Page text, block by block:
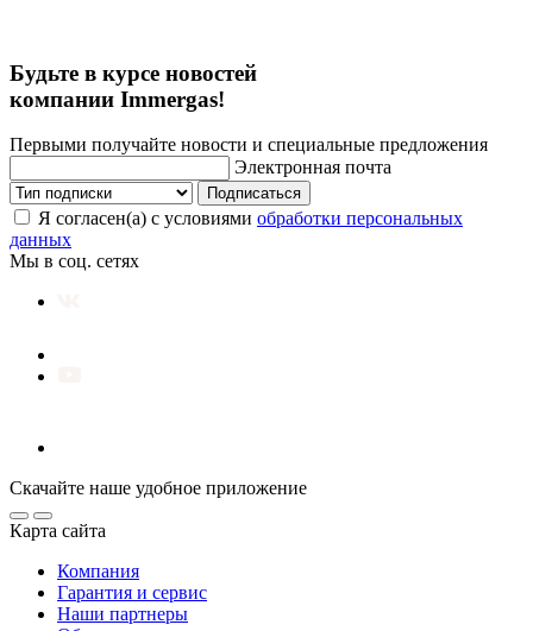
Будьте в курсе новостей
компании Immergas!
Первыми получайте новости и специальные предложения
Электронная почта
Подписаться
Я согласен(а) с условиями обработки персональных
данных
Мы в соц. сетях
Скачайте наше удобное приложение
Карта сайта
Компания
Гарантия и сервис
Наши партнеры